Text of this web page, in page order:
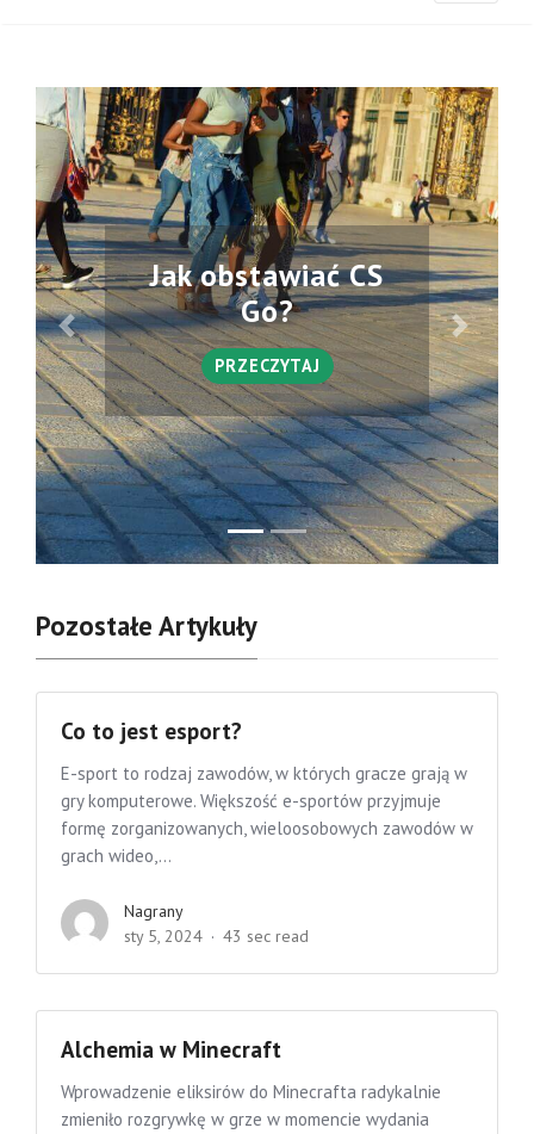
Jak obstawiać CS
Go?
PRZECZYTAJ
Pozostałe Artykuły
Co to jest esport?
E-sport to rodzaj zawodów, w których gracze grają w
gry komputerowe. Większość e-sportów przyjmuje
formę zorganizowanych, wieloosobowych zawodów w
grach wideo,...
Nagrany
sty 5, 2024
43 sec read
Alchemia w Minecraft
Wprowadzenie eliksirów do Minecrafta radykalnie
zmieniło rozgrywkę w grze w momencie wydania